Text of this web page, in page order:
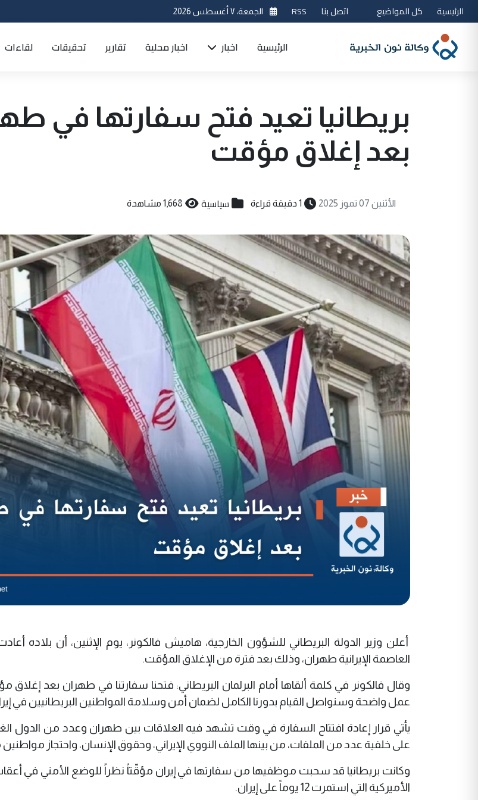
الرئيسية كل المواضيع اتصل بنا RSS الجمعة، ٧ أغسطس 2026
الرئيسية اخبار اخبار محلية تقارير تحقيقات لقاءات
بريطانيا تعيد فتح سفارتها في
بعد إغلاق مؤقت
الأثنين 07 تموز 2025 1 دقيقة قراءة سياسية 1,668 مشاهدة
أعلن وزير الدولة البريطاني للشؤون الخارجية، هاميش فالكونر، يوم الإثنين، أن بلاده
العاصمة الإيرانية طهران، وذلك بعد فترة من الإغلاق المؤقت.
وقال فالكونر في كلمة ألقاها أمام البرلمان البريطاني: فتحنا سفارتنا في طهران بعد
عمل واضحة وسنواصل القيام بدورنا الكامل لضمان أمن وسلامة المواطنين البريطانيين في
يأتي قرار إعادة افتتاح السفارة في وقت تشهد فيه العلاقات بين طهران وعدد من الدول
على خلفية عدد من الملفات، من بينها الملف النووي الإيراني، وحقوق الإنسان، واحتجاز
وكانت بريطانيا قد سحبت موظفيها من سفارتها في إيران مؤقّتاً نظراً للوضع الأمني في أعقاب
الأميركية التي استمرت 12 يوماً على إيران.